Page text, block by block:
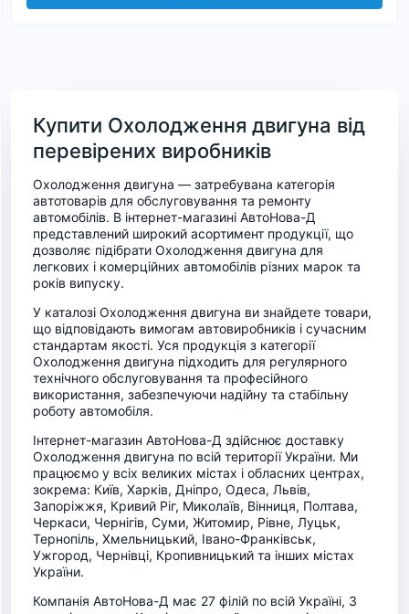
Купити Охолодження двигуна від
перевірених виробників
Охолодження двигуна — затребувана категорія
автотоварів для обслуговування та ремонту
автомобілів. В інтернет-магазині АвтоНова-Д
представлений широкий асортимент продукції, що
дозволяє підібрати Охолодження двигуна для
легкових і комерційних автомобілів різних марок та
років випуску.
У каталозі Охолодження двигуна ви знайдете товари,
що відповідають вимогам автовиробників і сучасним
стандартам якості. Уся продукція з категорії
Охолодження двигуна підходить для регулярного
технічного обслуговування та професійного
використання, забезпечуючи надійну та стабільну
роботу автомобіля.
Інтернет-магазин АвтоНова-Д здійснює доставку
Охолодження двигуна по всій території України. Ми
працюємо у всіх великих містах і обласних центрах,
зокрема: Київ, Харків, Дніпро, Одеса, Львів,
Запоріжжя, Кривий Ріг, Миколаїв, Вінниця, Полтава,
Черкаси, Чернігів, Суми, Житомир, Рівне, Луцьк,
Тернопіль, Хмельницький, Івано-Франківськ,
Ужгород, Чернівці, Кропивницький та інших містах
України.
Компанія АвтоНова-Д має 27 філій по всій Україні, 3